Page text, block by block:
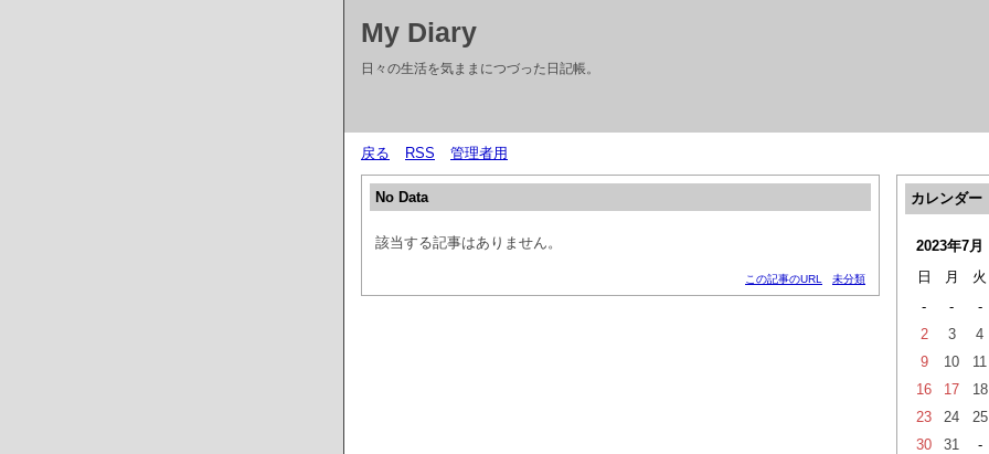
My Diary
日々の生活を気ままにつづった日記帳。
戻る RSS 管理者用
No Data
該当する記事はありません。
この記事のURL 未分類
カレンダー
2023年7月
日
月 火
-
- -
2
3 4
9
10 11
16
17 18
23
24 25
30
31 -